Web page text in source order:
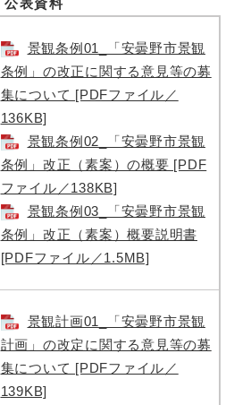
景観条例01_「安曇野市景観
条例」の改正に関する意見等の募
集について [PDFファイル／
136KB]
景観条例02_「安曇野市景観
条例」改正（素案）の概要 [PDF
ファイル／138KB]
景観条例03_「安曇野市景観
条例」改正（素案）概要説明書
[PDFファイル／1.5MB]
景観計画01_「安曇野市景観
計画」の改定に関する意見等の募
集について [PDFファイル／
139KB]